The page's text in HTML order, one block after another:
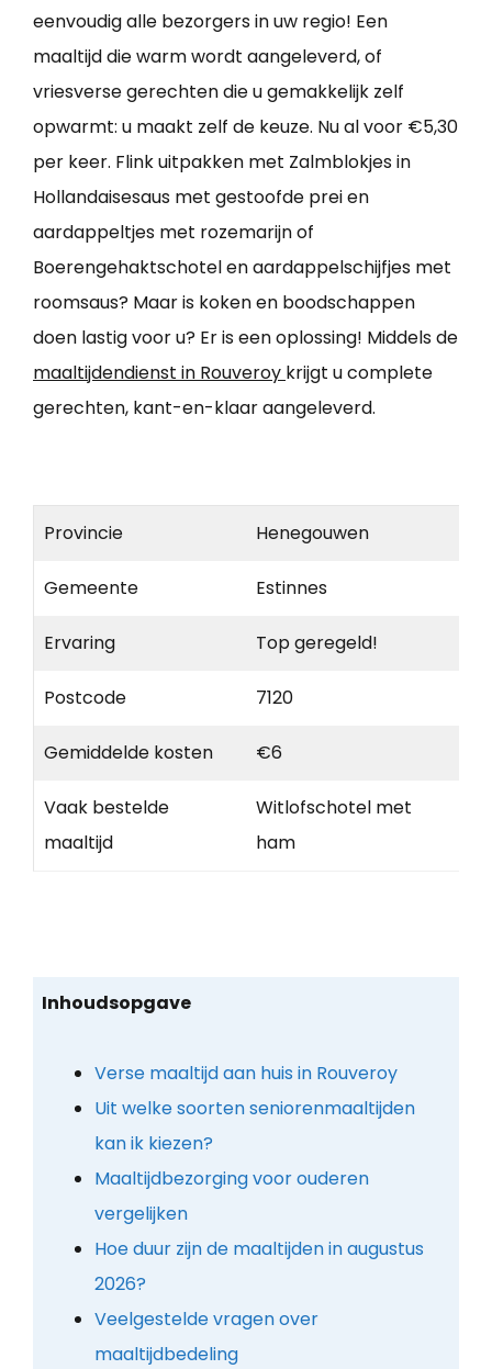
eenvoudig alle bezorgers in uw regio! Een
maaltijd die warm wordt aangeleverd, of
vriesverse gerechten die u gemakkelijk zelf
opwarmt: u maakt zelf de keuze. Nu al voor €5,30
per keer. Flink uitpakken met Zalmblokjes in
Hollandaisesaus met gestoofde prei en
aardappeltjes met rozemarijn of
Boerengehaktschotel en aardappelschijfjes met
roomsaus? Maar is koken en boodschappen
doen lastig voor u? Er is een oplossing! Middels de
maaltijdendienst in Rouveroy krijgt u complete
gerechten, kant-en-klaar aangeleverd.
Provincie Henegouwen
Gemeente Estinnes
Ervaring Top geregeld!
Postcode 7120
Gemiddelde kosten €6
Vaak bestelde
maaltijd
Witlofschotel met
ham
Inhoudsopgave
Verse maaltijd aan huis in Rouveroy
Uit welke soorten seniorenmaaltijden
kan ik kiezen?
Maaltijdbezorging voor ouderen
vergelijken
Hoe duur zijn de maaltijden in augustus
2026?
Veelgestelde vragen over
maaltijdbedeling